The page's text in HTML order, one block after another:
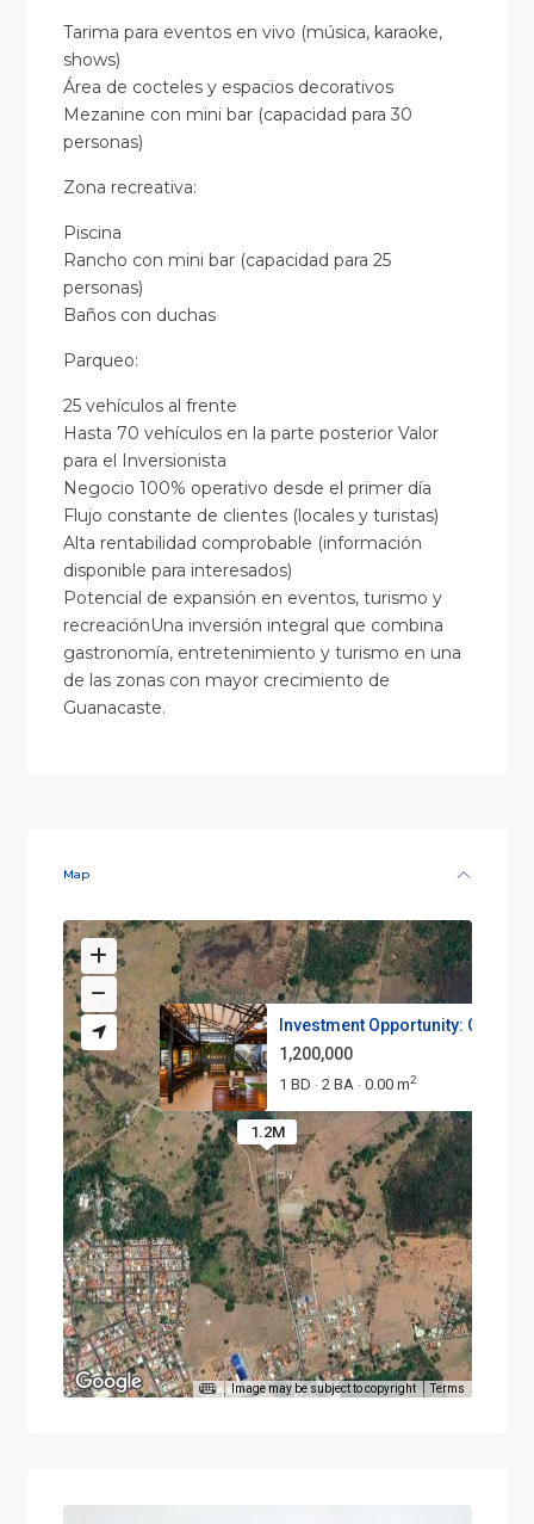
Tarima para eventos en vivo (música, karaoke,
shows)
Área de cocteles y espacios decorativos
Mezanine con mini bar (capacidad para 30
personas)
Zona recreativa:
Piscina
Rancho con mini bar (capacidad para 25
personas)
Baños con duchas
Parqueo:
25 vehículos al frente
Hasta 70 vehículos en la parte posterior Valor
para el Inversionista
Negocio 100% operativo desde el primer día
Flujo constante de clientes (locales y turistas)
Alta rentabilidad comprobable (información
disponible para interesados)
Potencial de expansión en eventos, turismo y
recreaciónUna inversión integral que combina
gastronomía, entretenimiento y turismo en una
de las zonas con mayor crecimiento de
Guanacaste.
Map
1.2M
Investment Opportunity: Operat...
1,200,000
1 BD · 2 BA · 0.00 m2
Image may be subject to copyright Terms